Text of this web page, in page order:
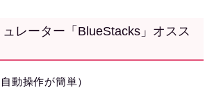
レーター「BlueStacks」オスス
動操作が簡単）